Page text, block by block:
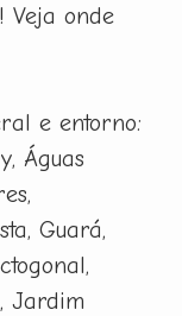
Veja onde
e entorno:
Águas
Guará,
Jardim